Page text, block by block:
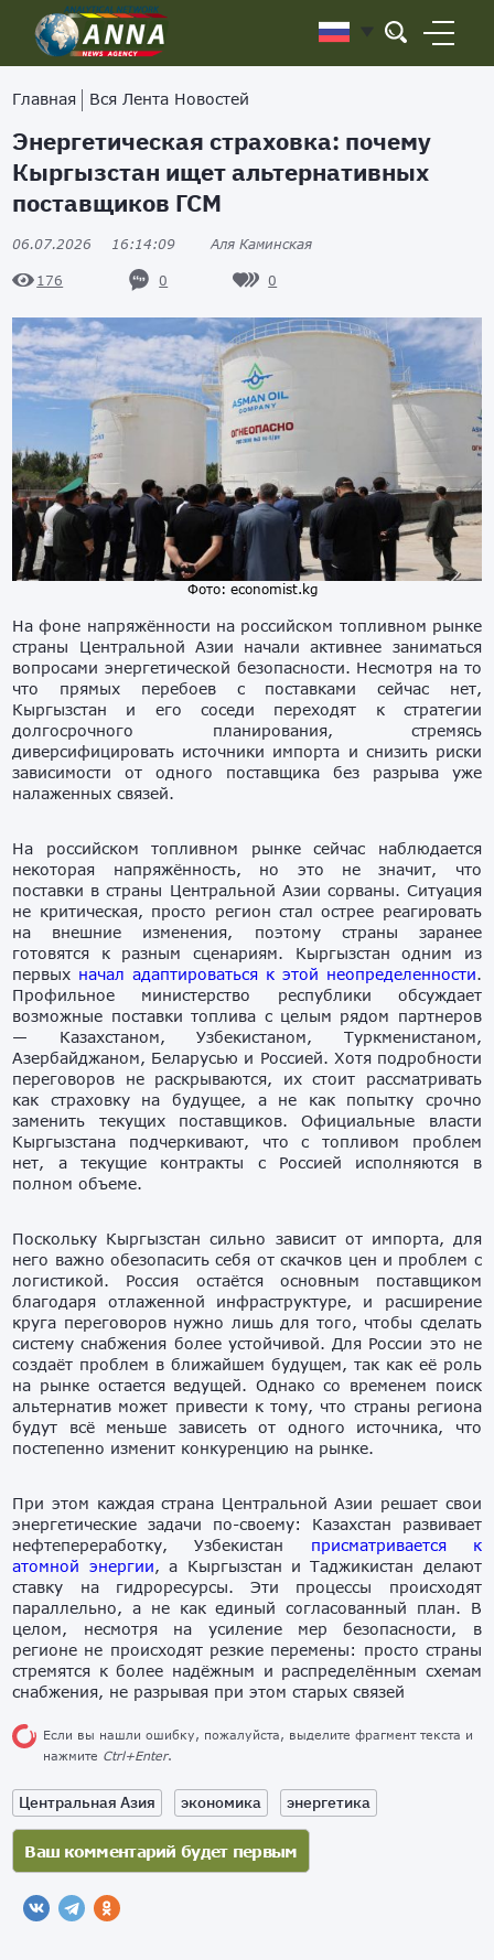
Главная Вся Лента Новостей
Энергетическая страховка: почему
Кыргызстан ищет альтернативных
поставщиков ГСМ
06.07.2026 16:14:09 Аля Каминская
176 0 0
Фото: economist.kg
На фоне напряжённости на российском топливном рынке
страны Центральной Азии начали активнее заниматься
вопросами энергетической безопасности. Несмотря на то
что прямых перебоев с поставками сейчас нет,
Кыргызстан и его соседи переходят к стратегии
долгосрочного планирования, стремясь
диверсифицировать источники импорта и снизить риски
зависимости от одного поставщика без разрыва уже
налаженных связей.
На российском топливном рынке сейчас наблюдается
некоторая напряжённость, но это не значит, что
поставки в страны Центральной Азии сорваны. Ситуация
не критическая, просто регион стал острее реагировать
на внешние изменения, поэтому страны заранее
готовятся к разным сценариям. Кыргызстан одним из
первых начал адаптироваться к этой неопределенности.
Профильное министерство республики обсуждает
возможные поставки топлива с целым рядом партнеров
— Казахстаном, Узбекистаном, Туркменистаном,
Азербайджаном, Беларусью и Россией. Хотя подробности
переговоров не раскрываются, их стоит рассматривать
как страховку на будущее, а не как попытку срочно
заменить текущих поставщиков. Официальные власти
Кыргызстана подчеркивают, что с топливом проблем
нет, а текущие контракты с Россией исполняются в
полном объеме.
Поскольку Кыргызстан сильно зависит от импорта, для
него важно обезопасить себя от скачков цен и проблем с
логистикой. Россия остаётся основным поставщиком
благодаря отлаженной инфраструктуре, и расширение
круга переговоров нужно лишь для того, чтобы сделать
систему снабжения более устойчивой. Для России это не
создаёт проблем в ближайшем будущем, так как её роль
на рынке остается ведущей. Однако со временем поиск
альтернатив может привести к тому, что страны региона
будут всё меньше зависеть от одного источника, что
постепенно изменит конкуренцию на рынке.
При этом каждая страна Центральной Азии решает свои
энергетические задачи по-своему: Казахстан развивает
нефтепереработку, Узбекистан присматривается к
атомной энергии, а Кыргызстан и Таджикистан делают
ставку на гидроресурсы. Эти процессы происходят
параллельно, а не как единый согласованный план. В
целом, несмотря на усиление мер безопасности, в
регионе не происходят резкие перемены: просто страны
стремятся к более надёжным и распределённым схемам
снабжения, не разрывая при этом старых связей
Если вы нашли ошибку, пожалуйста, выделите фрагмент текста и
нажмите Ctrl+Enter.
Центральная Азия экономика энергетика